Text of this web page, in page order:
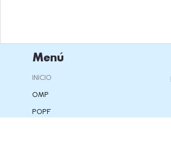
Menú
INICIO
OMP
POPF